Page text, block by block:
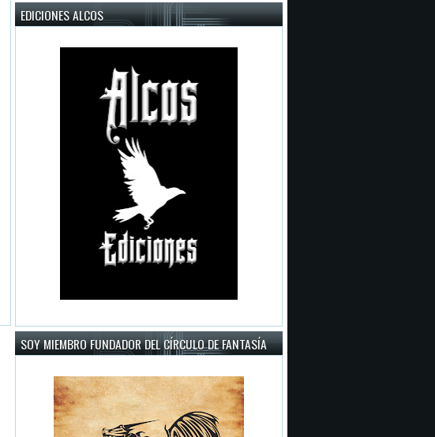
EDICIONES ALCOS
SOY MIEMBRO FUNDADOR DEL CÍRCULO DE FANTASÍA